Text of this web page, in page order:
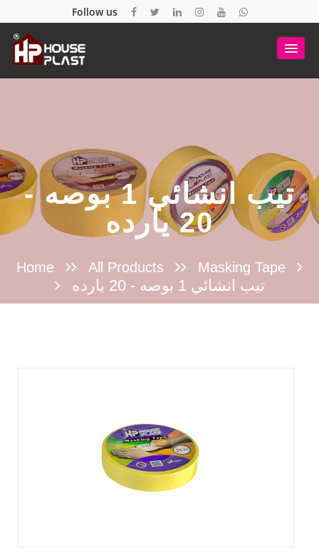
Follow us
تيب انشائي 1 بوصه -
20 يارده
Home All Products Masking Tape
تيب انشائي 1 بوصه - 20 يارده